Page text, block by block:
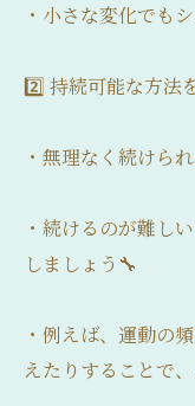
・小さな変化でも
2️⃣ 持続可能な方法
・無理なく続けら
・続けるのが難し
しましょう🔧
・例えば、運動の
えたりすることで